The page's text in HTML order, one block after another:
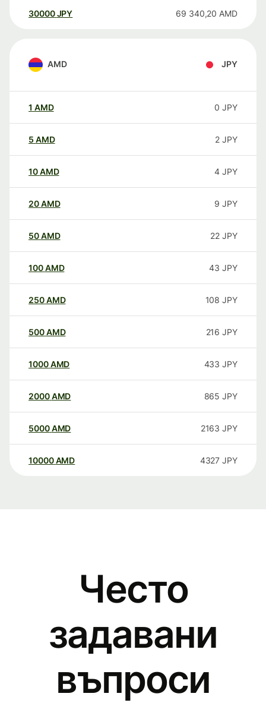
30000 JPY 69 340,20 AMD
AMD JPY
1 AMD 0 JPY
5 AMD 2 JPY
10AMD 4 JPY
20AMD 9 JPY
50AMD 22 JPY
100AMD 43 JPY
250AMD 108 JPY
500AMD 216 JPY
1000AMD 433 JPY
2000AMD 865 JPY
5000AMD 2163 JPY
10000 AMD 4327 JPY
Често
задавани
въпроси